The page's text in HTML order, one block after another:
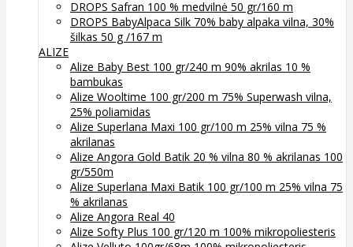
DROPS Safran 100 % medvilnė 50 gr/160 m
DROPS BabyAlpaca Silk 70% baby alpaka vilna, 30%
šilkas 50 g /167 m
ALIZE
Alize Baby Best 100 gr/240 m 90% akrilas 10 %
bambukas
Alize Wooltime 100 gr/200 m 75% Superwash vilna,
25% poliamidas
Alize Superlana Maxi 100 gr/100 m 25% vilna 75 %
akrilanas
Alize Angora Gold Batik 20 % vilna 80 % akrilanas 100
gr/550m
Alize Superlana Maxi Batik 100 gr/100 m 25% vilna 75
% akrilanas
Alize Angora Real 40
Alize Softy Plus 100 gr/120 m 100% mikropoliesteris